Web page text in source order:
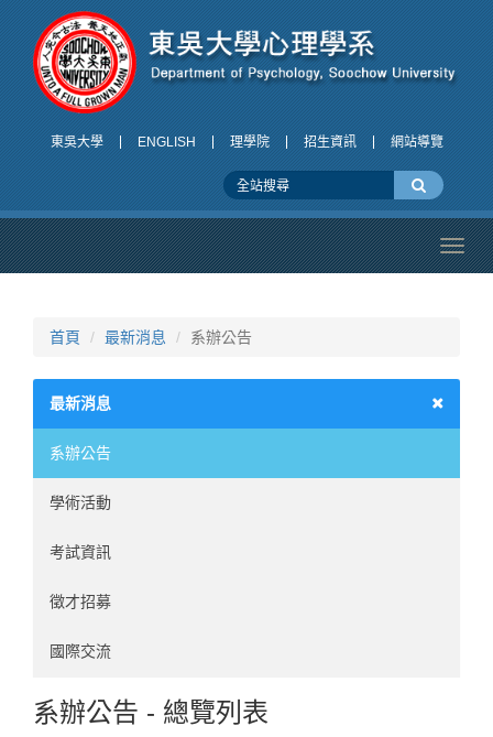
東吳大學 ENGLISH 理學院 招生資訊 網站導覽
首頁 最新消息 系辦公告
最新消息
系辦公告
學術活動
考試資訊
徵才招募
國際交流
系辦公告 - 總覽列表